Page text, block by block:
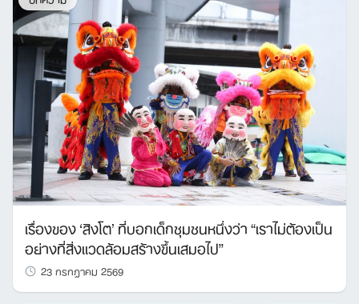
เรื่องของ ‘สิงโต’ ที่บอกเด็กชุมชนหนึ่งว่า “เราไม่ต้องเป็น
อย่างที่สิ่งแวดล้อมสร้างขึ้นเสมอไป”
23 กรกฎาคม 2569